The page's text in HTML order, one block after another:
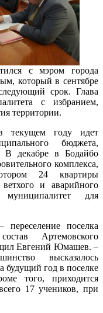
с мэром города
который в сентябре
срок. Глава
с избранием,
территории.
текущем году идет
бюджета,
В декабре в Бодайбо
комплекса,
24 квартиры
и аварийного
для
поселка
Артемовского
Евгений Юмашев. –
высказалось
будущий год в поселке
того, приходится
17 учеников, при